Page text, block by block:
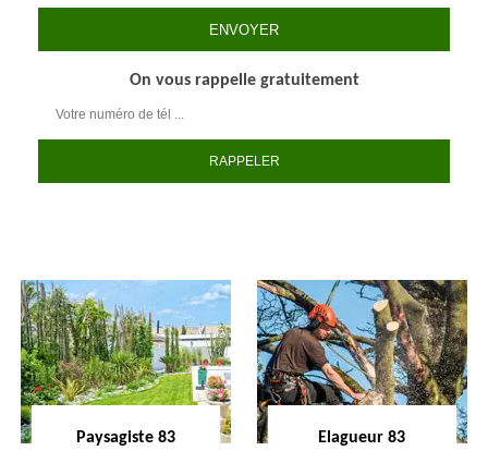
On vous rappelle gratuitement
Paysagiste 83 Elagueur 83